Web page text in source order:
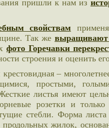
пришли к нам из
свойствам
Так же выращивают
фото Горечавки
строения и оценить
простыми,
листья имеют
розетки и
стебли. Форма
жилок,